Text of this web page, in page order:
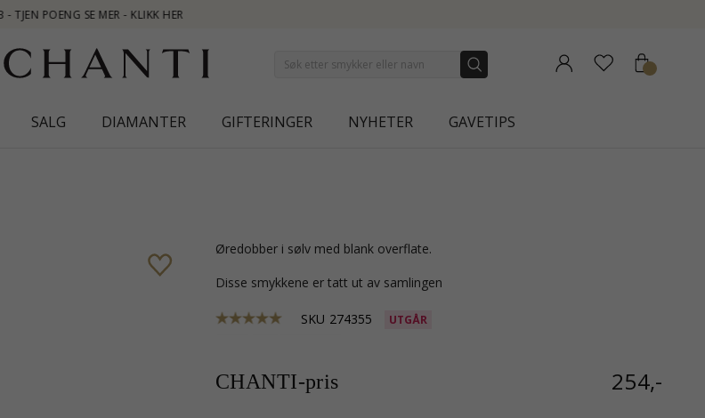
SALG DIAMANTER GIFTERINGER NYHETER GAVETIPS
øredobber i sølv med blank overflate.
Disse smykkene er tatt ut av samlingen
SKU 274355 UTGÅR
CHANTI-pris 254,-